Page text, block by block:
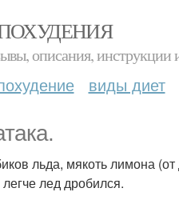
описания, инструкции
виды диет
льда, мякоть лимона
лед дробился.